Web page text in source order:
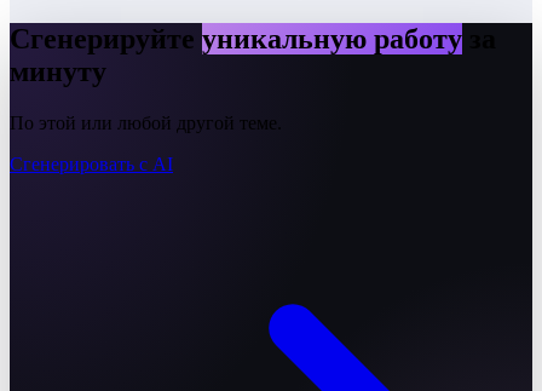
Сгенерируйте уникальную работу
минуту
По этой или любой другой теме.
Сгенерировать с AI